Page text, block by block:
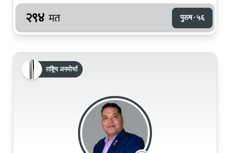
२९४ मत पुरुष · ५६
राष्ट्रिय जनमोर्चा